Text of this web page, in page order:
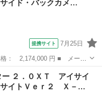
イド・バックカメ…
提携サイト 7月25日
ー ■ グレード名： プレ
ド・バックカメラ 衝突被
ー ２．０ＸＴ アイサイ
イトＶｅｒ２ Ｘ－…